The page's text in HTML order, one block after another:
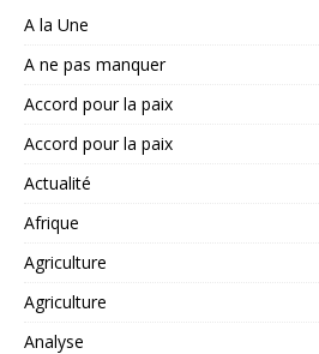
A la Une
A ne pas manquer
Accord pour la paix
Accord pour la paix
Actualité
Afrique
Agriculture
Agriculture
Analyse